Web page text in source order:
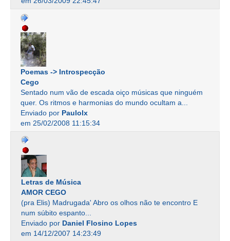
Poemas -> Introspecção
Cego
Sentado num vão de escada oiço músicas que ninguém
quer. Os ritmos e harmonias do mundo ocultam a...
Enviado por Paulolx
em 25/02/2008 11:15:34
Letras de Música
AMOR CEGO
(pra Elis) Madrugada' Abro os olhos não te encontro E
num súbito espanto...
Enviado por Daniel Flosino Lopes
em 14/12/2007 14:23:49